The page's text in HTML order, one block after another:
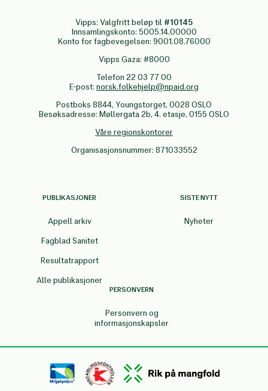
Vipps: Valgfritt beløp til #10145
Innsamlingskonto: 5005.14.00000
Konto for fagbevegelsen: 9001.08.76000
Vipps Gaza: #8000
Telefon 22 03 77 00
E-post: norsk.folkehjelp@npaid.org
Postboks 8844, Youngstorget, 0028 OSLO
Besøksadresse: Møllergata 2b, 4. etasje, 0155 OSLO
Våre regionskontorer
Organisasjonsnummer: 871033552
PUBLIKASJONER
Appell arkiv
Fagblad Sanitet
Resultatrapport
Alle publikasjoner
SISTE NYTT
Nyheter
PERSONVERN
Personvern og
informasjonskapsler